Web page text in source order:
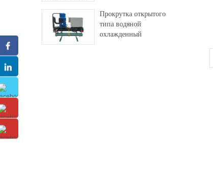
Прокрутка открытого
типа водяной
охлажденный